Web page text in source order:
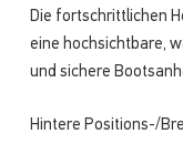
Die fortschrittlichen
eine hochsichtbare,
und sichere
Hintere Positions-/